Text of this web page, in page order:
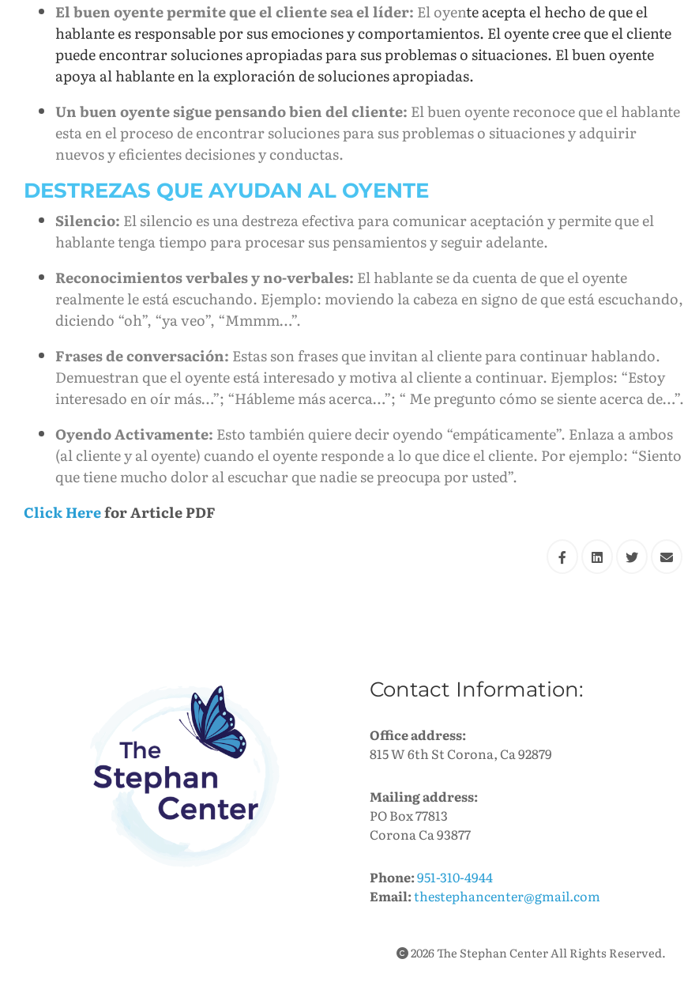
El buen oyente permite que el cliente sea el líder: El oyente acepta el hecho de que el
hablante es responsable por sus emociones y comportamientos. El oyente cree que el cliente
puede encontrar soluciones apropiadas para sus problemas o situaciones. El buen oyente
apoya al hablante en la exploración de soluciones apropiadas.
Un buen oyente sigue pensando bien del cliente: El buen oyente reconoce que el hablante
esta en el proceso de encontrar soluciones para sus problemas o situaciones y adquirir
nuevos y eficientes decisiones y conductas.
DESTREZAS QUE AYUDAN AL OYENTE
Silencio: El silencio es una destreza efectiva para comunicar aceptación y permite que el
hablante tenga tiempo para procesar sus pensamientos y seguir adelante.
Reconocimientos verbales y no-verbales: El hablante se da cuenta de que el oyente
realmente le está escuchando. Ejemplo: moviendo la cabeza en signo de que está escuchando,
diciendo “oh”, “ya veo”, “Mmmm…”.
Frases de conversación: Estas son frases que invitan al cliente para continuar hablando.
Demuestran que el oyente está interesado y motiva al cliente a continuar. Ejemplos: “Estoy
interesado en oír más…”; “Hábleme más acerca…”; “ Me pregunto cómo se siente acerca de…”.
Oyendo Activamente: Esto también quiere decir oyendo “empáticamente”. Enlaza a ambos
(al cliente y al oyente) cuando el oyente responde a lo que dice el cliente. Por ejemplo: “Siento
que tiene mucho dolor al escuchar que nadie se preocupa por usted”.
Click Herefor Article PDF
Contact Information:
Office address:
815 W 6th St Corona, Ca 92879
Mailing address:
PO Box 77813
Corona Ca 93877
Phone:951-310-4944
Email:thestephancenter@gmail.com
2026 The Stephan Center All Rights Reserved.